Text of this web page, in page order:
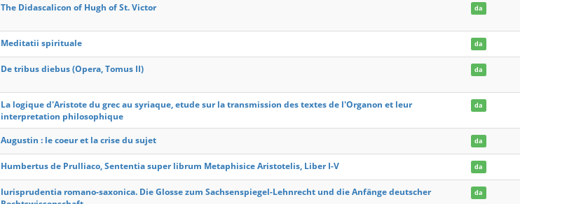
The Didascalicon of Hugh of St. Victor da
Meditatii spirituale da
De tribus diebus (Opera, Tomus II) da
La logique d'Aristote du grec au syriaque, etude sur la transmission des textes de l'Organon et leur
interpretation philosophique
da
Augustin : le coeur et la crise du sujet da
Humbertus de Prulliaco, Sententia super librum Metaphisice Aristotelis, Liber I-V da
Iurisprudentia romano-saxonica. Die Glosse zum Sachsenspiegel-Lehnrecht und die Anfänge deutscher
da